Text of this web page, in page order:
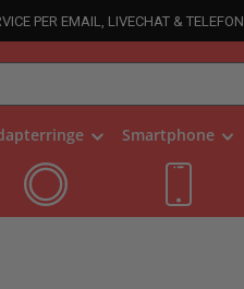
PER EMAIL, LIVECHAT & TELEFON
Smartphone